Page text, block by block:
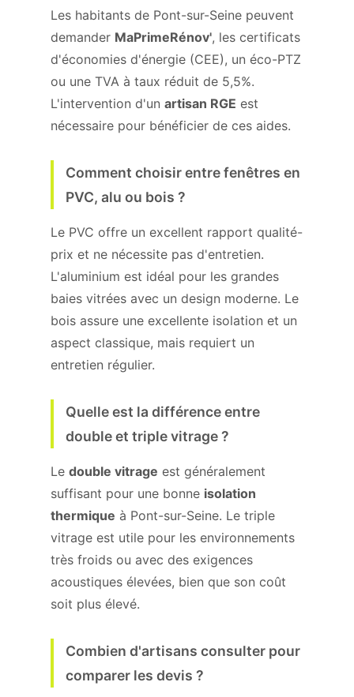
Les habitants de Pont-sur-Seine peuvent
demander MaPrimeRénov', les certificats
d'économies d'énergie (CEE), un éco-PTZ
ou une TVA à taux réduit de 5,5%.
L'intervention d'un artisan RGE est
nécessaire pour bénéficier de ces aides.
Comment choisir entre fenêtres en
PVC, alu ou bois ?
Le PVC offre un excellent rapport qualité-
prix et ne nécessite pas d'entretien.
L'aluminium est idéal pour les grandes
baies vitrées avec un design moderne. Le
bois assure une excellente isolation et un
aspect classique, mais requiert un
entretien régulier.
Quelle est la différence entre
double et triple vitrage ?
Le double vitrage est généralement
suffisant pour une bonne isolation
thermique à Pont-sur-Seine. Le triple
vitrage est utile pour les environnements
très froids ou avec des exigences
acoustiques élevées, bien que son coût
soit plus élevé.
Combien d'artisans consulter pour
comparer les devis ?